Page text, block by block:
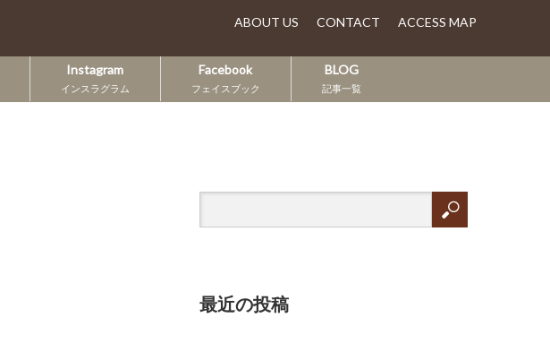
ABOUT US CONTACT ACCESS MAP
Instagram
インスラグラム
Facebook
フェイスブック
BLOG
記事一覧
最近の投稿